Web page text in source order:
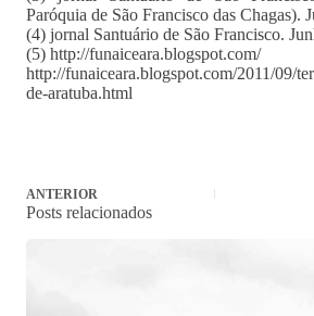
Paróquia de São Francisco das Chagas).
(4) jornal Santuário de São Francisco.
(5) http://funaiceara.blogspot.com/
http://funaiceara.blogspot.com/2011/09/
de-aratuba.html
ANTERIOR
Posts relacionados